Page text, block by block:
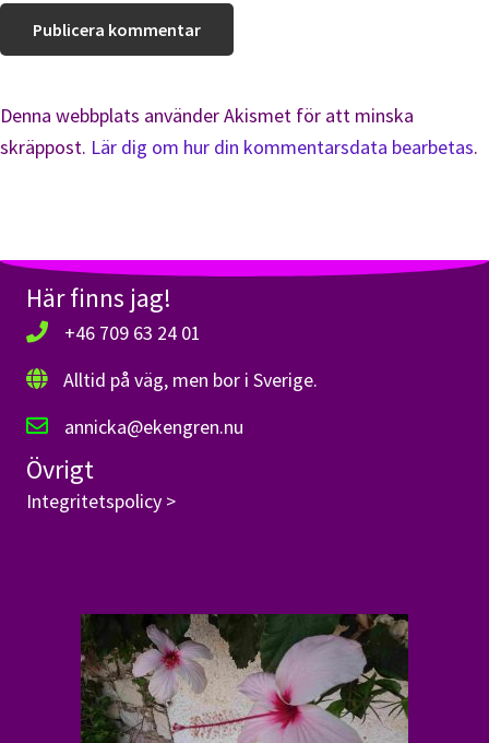
Denna webbplats använder Akismet för att minska
skräppost. Lär dig om hur din kommentarsdata bearbetas.
Här finns jag!
+46 709 63 24 01
Alltid på väg, men bor i Sverige.
annicka@ekengren.nu
Övrigt
Integritetspolicy >